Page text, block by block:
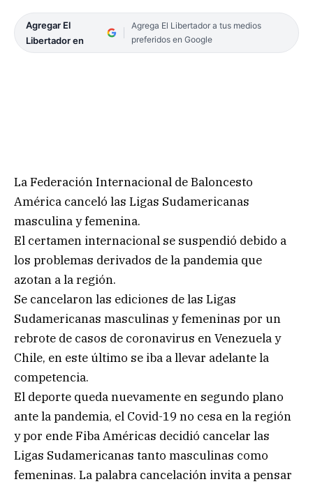
Agregar El
Libertador en
Agrega El Libertador a tus medios
preferidos en Google
La Federación Internacional de Baloncesto
América canceló las Ligas Sudamericanas
masculina y femenina.
El certamen internacional se suspendió debido a
los problemas derivados de la pandemia que
azotan a la región.
Se cancelaron las ediciones de las Ligas
Sudamericanas masculinas y femeninas por un
rebrote de casos de coronavirus en Venezuela y
Chile, en este último se iba a llevar adelante la
competencia.
El deporte queda nuevamente en segundo plano
ante la pandemia, el Covid-19 no cesa en la región
y por ende Fiba Américas decidió cancelar las
Ligas Sudamericanas tanto masculinas como
femeninas. La palabra cancelación invita a pensar